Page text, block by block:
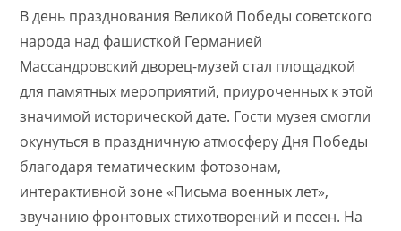
В день празднования Великой Победы советского
народа над фашисткой Германией
Массандровский дворец-музей стал площадкой
для памятных мероприятий, приуроченных к этой
значимой исторической дате. Гости музея смогли
окунуться в праздничную атмосферу Дня Победы
благодаря тематическим фотозонам,
интерактивной зоне «Письма военных лет»,
звучанию фронтовых стихотворений и песен. На